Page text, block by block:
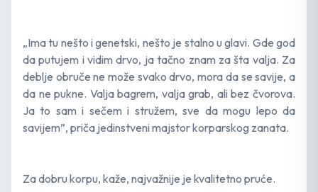
„Ima tu nešto i genetski, nešto je stalno u glavi. Gde god
da putujem i vidim drvo, ja tačno znam za šta valja. Za
deblje obruče ne može svako drvo, mora da se savije, a
da ne pukne. Valja bagrem, valja grab, ali bez čvorova.
Ja to sam i sečem i stružem, sve da mogu lepo da
savijem”, priča jedinstveni majstor korparskog zanata.
Za dobru korpu, kaže, najvažnije je kvalitetno pruće.